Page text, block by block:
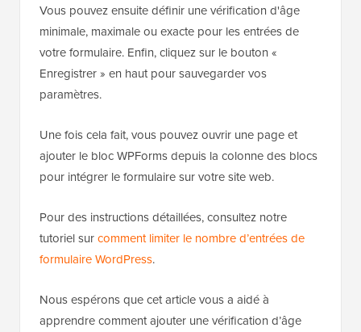
Vous pouvez ensuite définir une vérification d'âge
minimale, maximale ou exacte pour les entrées de
votre formulaire. Enfin, cliquez sur le bouton «
Enregistrer » en haut pour sauvegarder vos
paramètres.
Une fois cela fait, vous pouvez ouvrir une page et
ajouter le bloc WPForms depuis la colonne des blocs
pour intégrer le formulaire sur votre site web.
Pour des instructions détaillées, consultez notre
tutoriel surcomment limiter le nombre d’entrées de
formulaire WordPress.
Nous espérons que cet article vous a aidé à
apprendre comment ajouter une vérification d’âge